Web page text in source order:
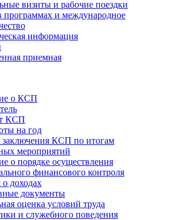
визиты и рабочие поездки
программах и международное
информация
приемная
о КСП
КСП
на год
КСП по итогам
мероприятий
о порядке осуществления
финансового контроля
доходах
документы
оценка условий труда
и служебного поведения